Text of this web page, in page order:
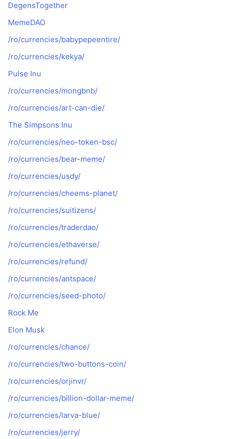
DegensTogether
MemeDAO
/ro/currencies/babypepeentire/
/ro/currencies/kekya/
Pulse Inu
/ro/currencies/mongbnb/
/ro/currencies/art-can-die/
The Simpsons Inu
/ro/currencies/neo-token-bsc/
/ro/currencies/bear-meme/
/ro/currencies/usdy/
/ro/currencies/cheems-planet/
/ro/currencies/suitizens/
/ro/currencies/traderdao/
/ro/currencies/ethaverse/
/ro/currencies/refund/
/ro/currencies/antspace/
/ro/currencies/seed-photo/
Rock Me
Elon Musk
/ro/currencies/chance/
/ro/currencies/two-buttons-coin/
/ro/currencies/orjinvr/
/ro/currencies/billion-dollar-meme/
/ro/currencies/larva-blue/
/ro/currencies/jerry/